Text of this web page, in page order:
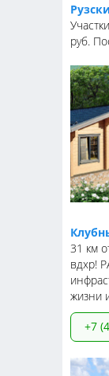
руб.
31 км
вдхр!
жизни
+7